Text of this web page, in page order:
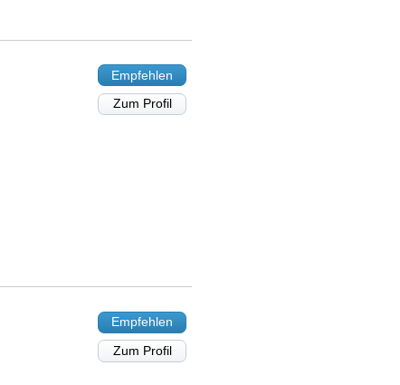
Empfehlen
Zum Profil
Empfehlen
Zum Profil